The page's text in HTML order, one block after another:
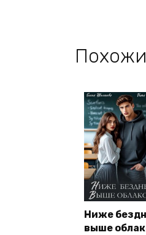
Ниже
выше